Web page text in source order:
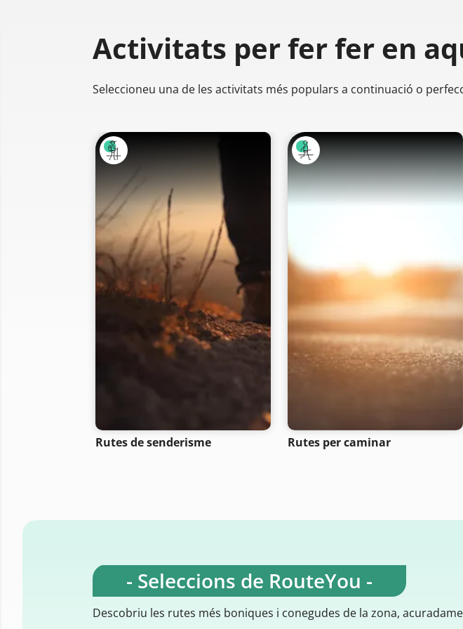
Activitats per ferfer en
Seleccioneu una de les activitats més populars a continuació o
Rutes de senderisme Rutes per caminar
- Seleccions de RouteYou -
Descobriu les rutes més boniques i conegudes de la zona,